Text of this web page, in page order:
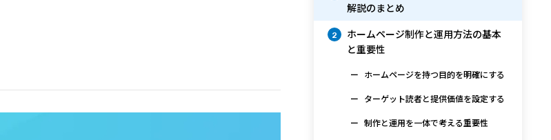
解説のまとめ
2
ホームページ制作と運用方法の基本
と重要性
ホームページを持つ目的を明確にする
ターゲット読者と提供価値を設定する
制作と運用を一体で考える重要性